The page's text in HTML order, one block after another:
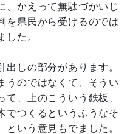
、かえって無駄づかいじ
を県民から受けるのでは
した。
しの部分があります。
うのではなくて、そうい
て、上のこういう鉄板、
でつくるというふうなそ
という意見もでました。